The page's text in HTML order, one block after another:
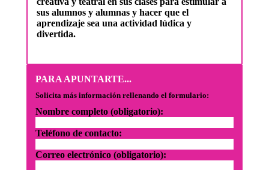
sus alumnos y alumnas y hacer que el
aprendizaje sea una actividad lúdica y
divertida.
PARA APUNTARTE...
Solicita más información rellenando el formulario:
Nombre completo (obligatorio):
Teléfono de contacto:
Correo electrónico (obligatorio):